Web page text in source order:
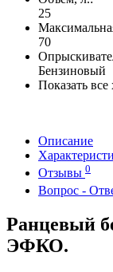
25
70
Бензиновый
Показать все
Описание
Отзывы 0
Вопрос -
Ранцевый
ЭФКО.